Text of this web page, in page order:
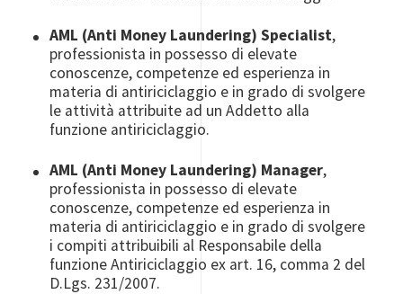
AML (Anti Money Laundering) Specialist,
professionista in possesso di elevate
conoscenze, competenze ed esperienza in
materia di antiriciclaggio e in grado di svolgere
le attività attribuite ad un Addetto alla
funzione antiriciclaggio.
AML (Anti Money Laundering) Manager,
professionista in possesso di elevate
conoscenze, competenze ed esperienza in
materia di antiriciclaggio e in grado di svolgere
i compiti attribuibili al Responsabile della
funzione Antiriciclaggio ex art. 16, comma 2 del
D.Lgs. 231/2007.